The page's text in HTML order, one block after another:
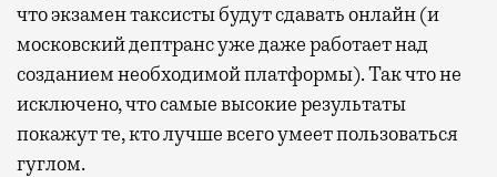
что экзамен таксисты будут сдавать онлайн (и
московский дептранс уже даже работает над
созданием необходимой платформы). Так что не
исключено, что самые высокие результаты
покажут те, кто лучше всего умеет пользоваться
гуглом.